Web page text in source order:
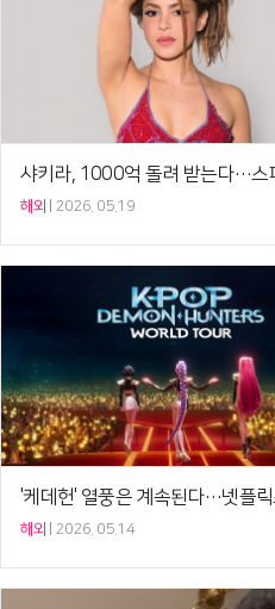
해외 2026. 05.19
해외 2026. 05.14